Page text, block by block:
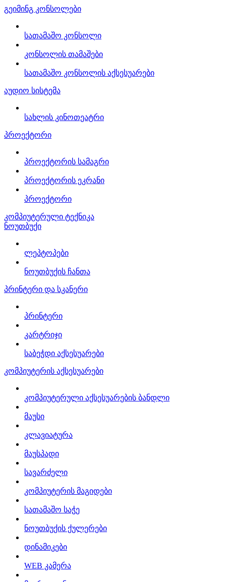
გეიმინგ კონსოლები
სათამაშო კონსოლი
კონსოლის თამაშები
სათამაშო კონსოლის აქსესუარები
აუდიო სისტემა
სახლის კინოთეატრი
პროექტორი
პროექტორის სამაგრი
პროექტორის ეკრანი
პროექტორი
კომპიუტერული ტექნიკა
ნოუთბუქი
ლეპტოპები
ნოუთბუქის ჩანთა
პრინტერი და სკანერი
პრინტერი
კარტრიჯი
საბეჭდი აქსესუარები
კომპიუტერის აქსესუარები
კომპიუტერული აქსესუარების ბანდლი
მაუსი
კლავიატურა
მაუსპადი
სავარძელი
კომპიუტერის მაგიდები
სათამაშო საჭე
ნოუთბუქის ქულერები
დინამიკები
WEB კამერა